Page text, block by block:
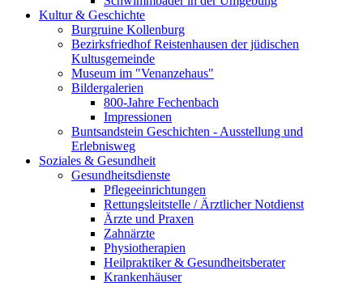
Kultur & Geschichte
Burgruine Kollenburg
Bezirksfriedhof Reistenhausen der jüdischen
Kultusgemeinde
Museum im "Venanzehaus"
Bildergalerien
800-Jahre Fechenbach
Impressionen
Buntsandstein Geschichten - Ausstellung und
Erlebnisweg
Soziales & Gesundheit
Gesundheitsdienste
Pflegeeinrichtungen
Rettungsleitstelle / Ärztlicher Notdienst
Ärzte und Praxen
Zahnärzte
Physiotherapien
Heilpraktiker & Gesundheitsberater
Krankenhäuser